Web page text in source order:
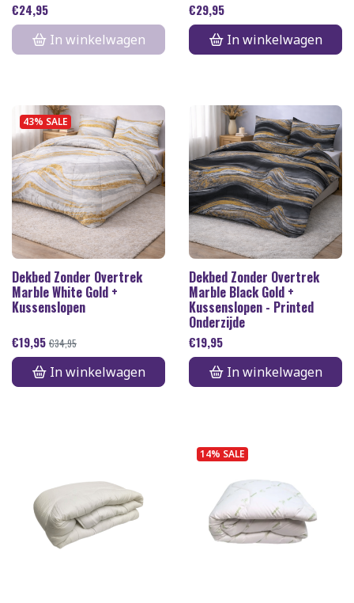
€24,95
In winkelwagen
€29,95
In winkelwagen
43% SALE
Dekbed Zonder Overtrek
Marble White Gold +
Kussenslopen
€19,95 €34,95
In winkelwagen
Dekbed Zonder Overtrek
Marble Black Gold +
Kussenslopen - Printed
Onderzijde
€19,95
In winkelwagen
14% SALE